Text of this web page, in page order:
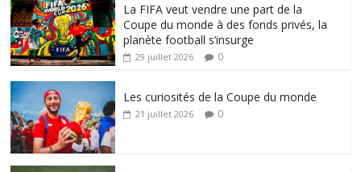
La FIFA veut vendre une part de la
Coupe du monde à des fonds privés, la
planète football s’insurge
29 juillet 2026 0
Les curiosités de la Coupe du monde
21 juillet 2026 0